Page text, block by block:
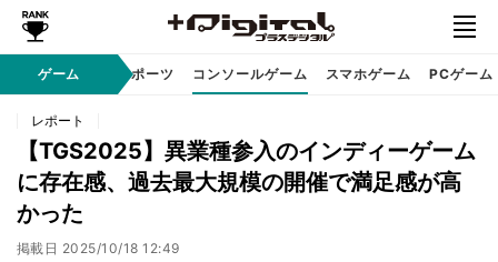
ゲーム eスポーツ コンソールゲーム スマホゲーム PCゲーム
レポート
【TGS2025】異業種参入のインディーゲーム
に存在感、過去最大規模の開催で満足感が高
かった
掲載日 2025/10/18 12:49